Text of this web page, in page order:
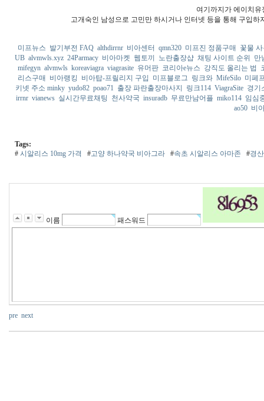
여기까지가 에이치유
고개숙인 남성으로 고민만 하시거나 인터넷 등을 통해 구입
미프뉴스 발기부전 FAQ althdirrnr 비아센터 qmn320 미프진 정품구매
꽃물
UB alvmwls.xyz 24Parmacy 비아마켓 웹토끼 노란출장샵 채팅 사이트 순위
만
mifegyn alvmwls koreaviagra viagrasite 유머판 코리아e뉴스 강직도 올리는 법
리스구매
비아랭킹 비아탑-프릴리지 구입 미프블로그 링크와 MifeSilo 미페
키넷 주소 minky yudo82 poao71 출장 파란출장마사지 링크114 ViagraSite 경기
irrnr vianews 실시간무료채팅 천사약국 insuradb 무료만남어플 miko114 임심
ao50 비
Tags:
# 시알리스 10mg 가격 #고양 하나약국 비아그라 #속초 시알리스 아마존 #경
이름 패스워드
pre next